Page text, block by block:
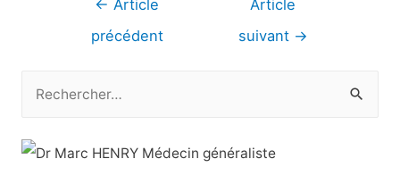
← Article
précédent
Article
suivant →
c